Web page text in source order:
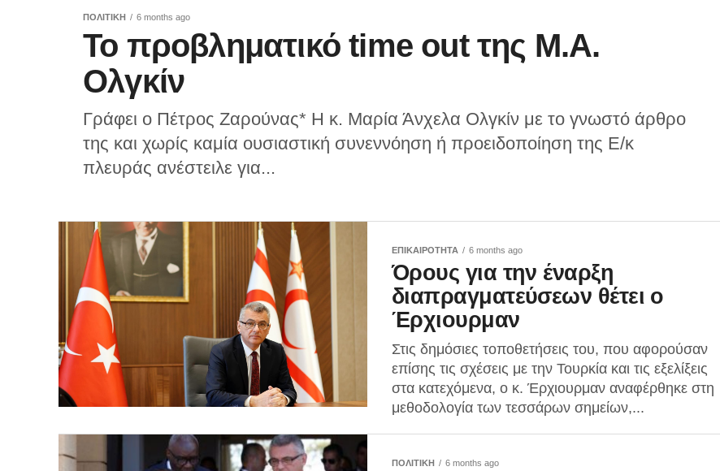
ΠΟΛΙΤΙΚΗ 6 months ago
Το προβληματικό time out της Μ.Α.
Ολγκίν
Γράφει ο Πέτρος Ζαρούνας* Η κ. Μαρία Άνχελα Ολγκίν με το γνωστό άρθρο
της και χωρίς καμία ουσιαστική συνεννόηση ή προειδοποίηση της Ε/κ
πλευράς ανέστειλε για...
ΕΠΙΚΑΙΡΟΤΗΤΑ 6 months ago
Όρους για την έναρξη
διαπραγματεύσεων θέτει ο
Έρχιουρμαν
Στις δημόσιες τοποθετήσεις του, που αφορούσαν
επίσης τις σχέσεις με την Τουρκία και τις εξελίξεις
στα κατεχόμενα, ο κ. Έρχιουρμαν αναφέρθηκε στη
μεθοδολογία των τεσσάρων σημείων,...
ΠΟΛΙΤΙΚΗ 6 months ago